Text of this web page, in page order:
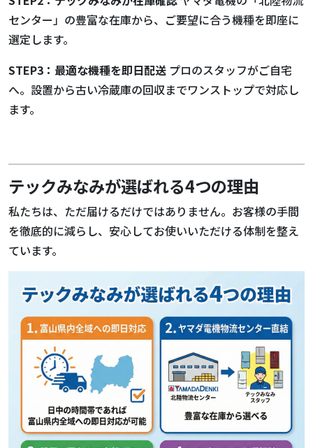
センター」の豊富な在庫から、ご要望に合う機種を即座に
選定します。
STEP3：最適な機種を即日配送 プロのスタッフがご自宅
へ。設置から古い冷蔵庫の回収までワンストップで対応し
ます。
テックみなみが選ばれる4つの理由
私たちは、ただ届けるだけではありません。お客様の手間
を徹底的に減らし、安心してお使いいただける体制を整え
ています。